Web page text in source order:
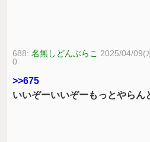
688:名無しどんぶらこ 2025/04/09(
0
>>675
いいぞーいいぞーもっとやらん